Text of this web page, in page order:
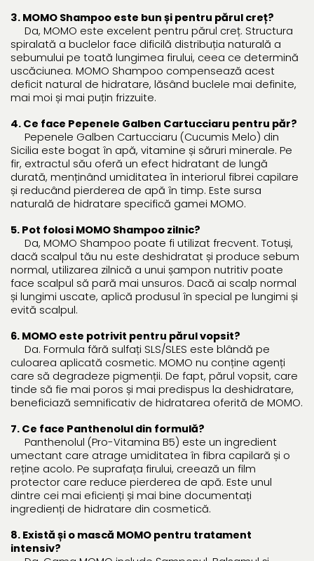
3. MOMO Shampoo este bun și pentru părul creț?
Da, MOMO este excelent pentru părul creț. Structura
spiralată a buclelor face dificilă distribuția naturală a
sebumului pe toată lungimea firului, ceea ce determină
uscăciunea. MOMO Shampoo compensează acest
deficit natural de hidratare, lăsând buclele mai definite,
mai moi și mai puțin frizzuite.
4. Ce face Pepenele Galben Cartucciaru pentru păr?
Pepenele Galben Cartucciaru (Cucumis Melo) din
Sicilia este bogat în apă, vitamine și săruri minerale. Pe
fir, extractul său oferă un efect hidratant de lungă
durată, menținând umiditatea în interiorul fibrei capilare
și reducând pierderea de apă în timp. Este sursa
naturală de hidratare specifică gamei MOMO.
5. Pot folosi MOMO Shampoo zilnic?
Da, MOMO Shampoo poate fi utilizat frecvent. Totuși,
dacă scalpul tău nu este deshidratat și produce sebum
normal, utilizarea zilnică a unui șampon nutritiv poate
face scalpul să pară mai unsuros. Dacă ai scalp normal
și lungimi uscate, aplică produsul în special pe lungimi și
evită scalpul.
6. MOMO este potrivit pentru părul vopsit?
Da. Formula fără sulfați SLS/SLES este blândă pe
culoarea aplicată cosmetic. MOMO nu conține agenți
care să degradeze pigmenții. De fapt, părul vopsit, care
tinde să fie mai poros și mai predispus la deshidratare,
beneficiază semnificativ de hidratarea oferită de MOMO.
7. Ce face Panthenolul din formulă?
Panthenolul (Pro-Vitamina B5) este un ingredient
umectant care atrage umiditatea în fibra capilară și o
reține acolo. Pe suprafața firului, creează un film
protector care reduce pierderea de apă. Este unul
dintre cei mai eficienți și mai bine documentați
ingredienți de hidratare din cosmetică.
8. Există și o mască MOMO pentru tratament
intensiv?